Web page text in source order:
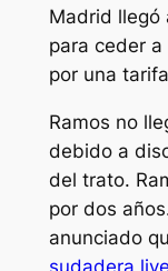
Madrid llegó
para ceder a
por una
Ramos no
debido a
del trato.
por dos
anunciado
sudadera